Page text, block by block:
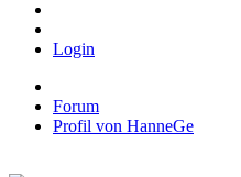
Login
Forum
Profil von HanneGe